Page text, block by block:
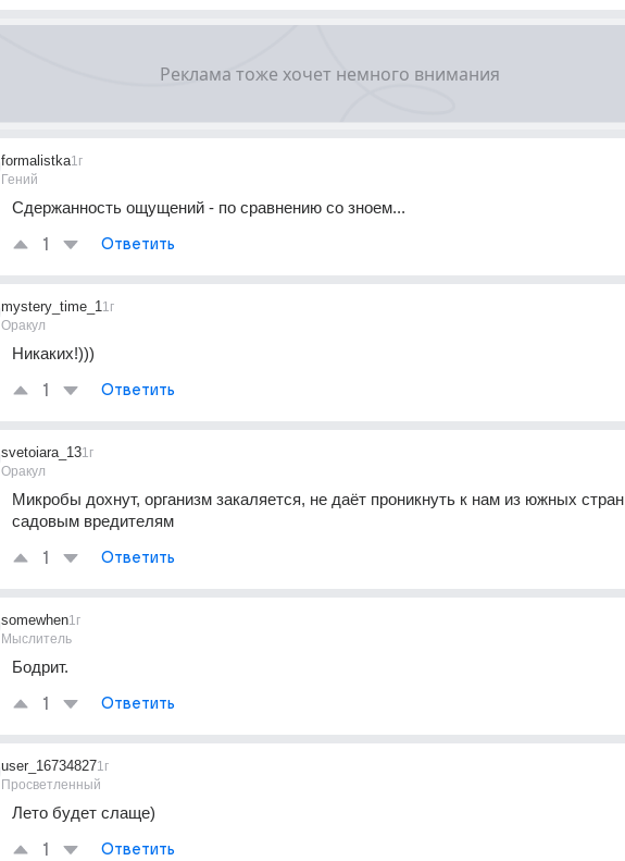
formalistka
Гений
1г
Сдержанность ощущений - по сравнению со зноем...
1 Ответить
mystery_time_1
Оракул
1г
Никаких!)))
1 Ответить
svetoiara_13
Оракул
1г
Микробы дохнут, организм закаляется, не даёт проникнуть к нам из южных стран
садовым вредителям
1 Ответить
somewhen
Мыслитель
1г
Бодрит.
1 Ответить
user_16734827
Просветленный
1г
Лето будет слаще)
1 Ответить